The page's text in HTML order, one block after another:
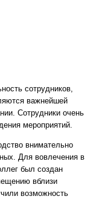
сотрудников,
важнейшей
Сотрудники очень
мероприятий.
внимательно
Для вовлечения в
был создан
вблизи
возможность